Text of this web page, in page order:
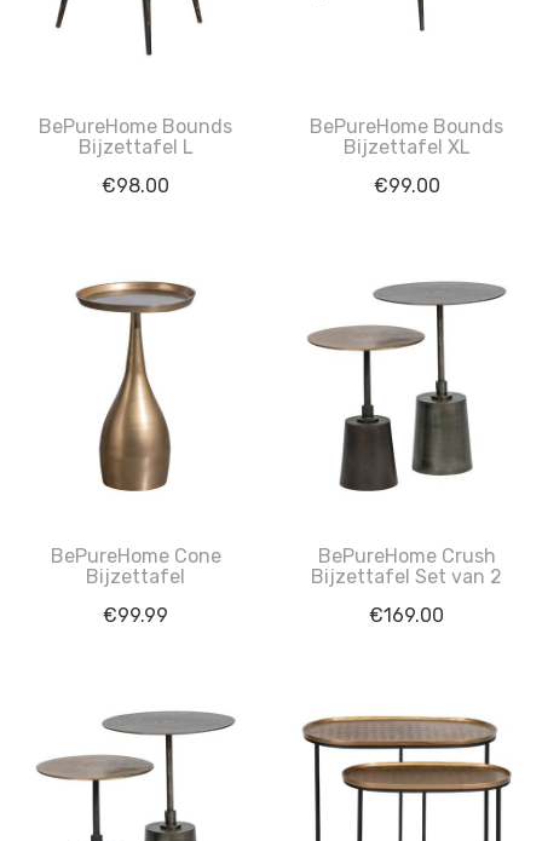
BePureHome Bounds
Bijzettafel L
€98.00
BePureHome Bounds
Bijzettafel XL
€99.00
BePureHome Cone
Bijzettafel
€99.99
BePureHome Crush
Bijzettafel Set van 2
€169.00